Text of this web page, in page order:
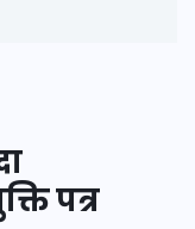
पत्र